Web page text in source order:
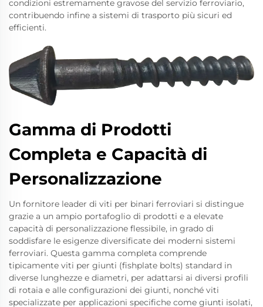
condizioni estremamente gravose del servizio ferroviario,
contribuendo infine a sistemi di trasporto più sicuri ed
efficienti.
Gamma di Prodotti
Completa e Capacità di
Personalizzazione
Un fornitore leader di viti per binari ferroviari si distingue
grazie a un ampio portafoglio di prodotti e a elevate
capacità di personalizzazione flessibile, in grado di
soddisfare le esigenze diversificate dei moderni sistemi
ferroviari. Questa gamma completa comprende
tipicamente viti per giunti (fishplate bolts) standard in
diverse lunghezze e diametri, per adattarsi ai diversi profili
di rotaia e alle configurazioni dei giunti, nonché viti
specializzate per applicazioni specifiche come giunti isolati,